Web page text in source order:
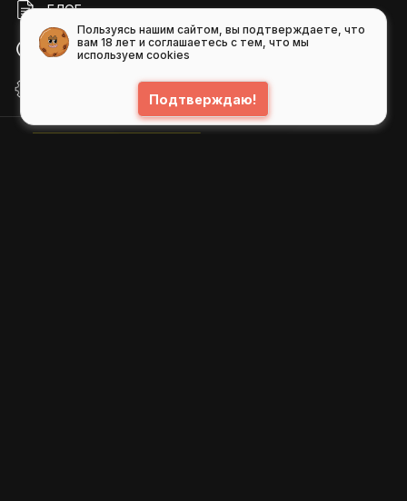
БЛОГ
ПОМОЩЬ
Пользуясь нашим сайтом, вы подтверждаете, что
вам 18 лет и соглашаетесь с тем, что мы
используем cookies
Подтверждаю!